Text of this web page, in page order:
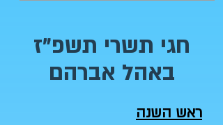
חגי תשרי תשפ"ז
באהל אברהם
ראש השנה